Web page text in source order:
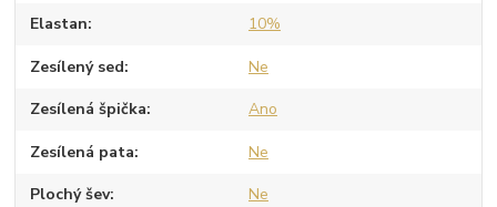
Elastan 10%
Zesílený sed Ne
Zesílená špička Ano
Zesílená pata Ne
Plochý šev Ne